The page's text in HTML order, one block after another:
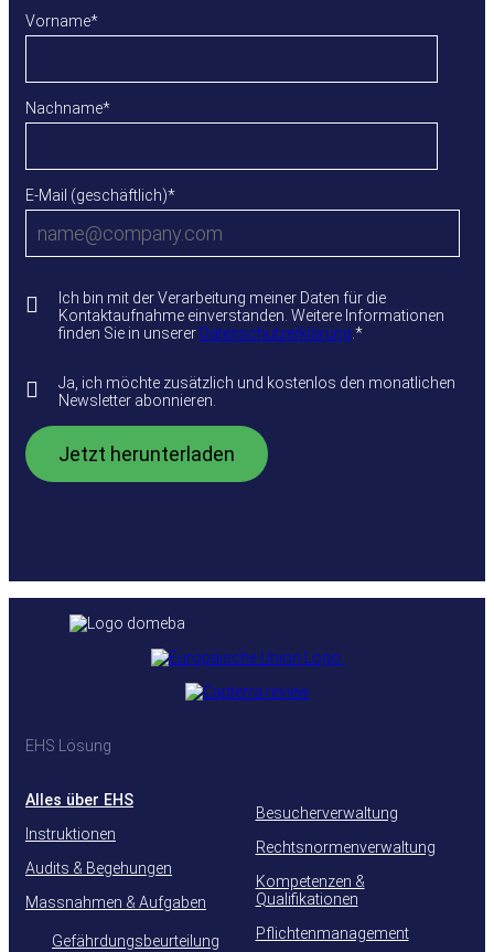
Vorname*
Nachname*
E-Mail (geschäftlich)*
Ich bin mit der Verarbeitung meiner Daten für die
Kontaktaufnahme einverstanden. Weitere Informationen
finden Sie in unserer Datenschutzerklärung *
Ja, ich möchte zusätzlich und kostenlos den monatlichen
Newsletter abonnieren.
EHS Lösung
Alles über EHS
Instruktionen
Audits & Begehungen
Massnahmen & Aufgaben
Gefährdungsbeurteilung
Besucherverwaltung
Rechtsnormenverwaltung
Kompetenzen &
Qualifikationen
Pflichtenmanagement